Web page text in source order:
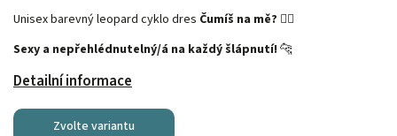
Unisex barevný leopard cyklo dres Čumíš na mě? 🚴‍♀️
Sexy a nepřehlédnutelný/á na každý šlápnutí! 🐆
Detailní informace
Zvolte variantu